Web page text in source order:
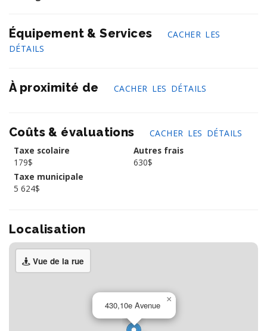
Équipement & Services
CACHER LES
DÉTAILS
À proximité de CACHER LES DÉTAILS
Coûts & évaluations
CACHER LES DÉTAILS
Taxe scolaire
179$
Taxe municipale
5 624$
Autres frais
630$
Localisation
Vue de la rue
430,10e Avenue
×